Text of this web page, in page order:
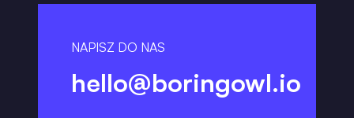
NAPISZ DO NAS
hello@boringowl.io